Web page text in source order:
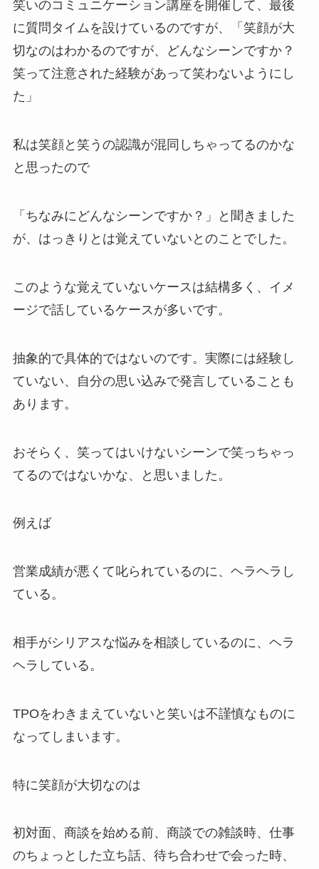
笑いのコミュニケーション講座を開催して、最後
に質問タイムを設けているのですが、「笑顔が大
切なのはわかるのですが、どんなシーンですか？
笑って注意された経験があって笑わないようにし
た」
私は笑顔と笑うの認識が混同しちゃってるのかな
と思ったので
「ちなみにどんなシーンですか？」と聞きました
が、はっきりとは覚えていないとのことでした。
このような覚えていないケースは結構多く、イメ
ージで話しているケースが多いです。
抽象的で具体的ではないのです。実際には経験し
ていない、自分の思い込みで発言していることも
あります。
おそらく、笑ってはいけないシーンで笑っちゃっ
てるのではないかな、と思いました。
例えば
営業成績が悪くて叱られているのに、ヘラヘラし
ている。
相手がシリアスな悩みを相談しているのに、ヘラ
ヘラしている。
TPOをわきまえていないと笑いは不謹慎なものに
なってしまいます。
特に笑顔が大切なのは
初対面、商談を始める前、商談での雑談時、仕事
のちょっとした立ち話、待ち合わせで会った時、